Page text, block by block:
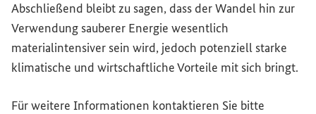
Abschließend bleibt zu sagen, dass der Wandel hin zur
Verwendung sauberer Energie wesentlich
materialintensiver sein wird, jedoch potenziell starke
klimatische und wirtschaftliche Vorteile mit sich bringt.
Für weitere Informationen kontaktieren Sie bitte